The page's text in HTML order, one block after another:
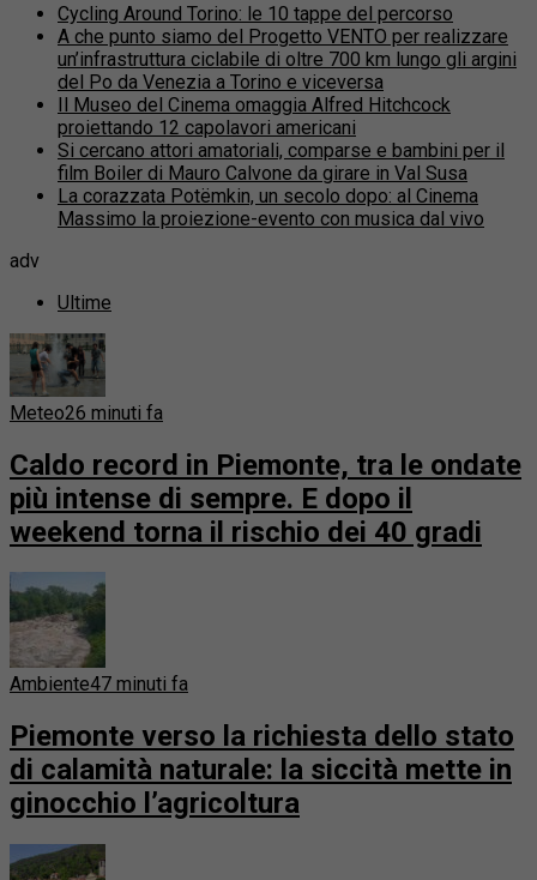
Cycling Around Torino: le 10 tappe del percorso
A che punto siamo del Progetto VENTO per realizzare
un’infrastruttura ciclabile di oltre 700 km lungo gli argini
del Po da Venezia a Torino e viceversa
Il Museo del Cinema omaggia Alfred Hitchcock
proiettando 12 capolavori americani
Si cercano attori amatoriali, comparse e bambini per il
film Boiler di Mauro Calvone da girare in Val Susa
La corazzata Potëmkin, un secolo dopo: al Cinema
Massimo la proiezione-evento con musica dal vivo
adv
Ultime
Meteo26 minuti fa
Caldo record in Piemonte, tra le ondate
più intense di sempre. E dopo il
weekend torna il rischio dei 40 gradi
Ambiente47 minuti fa
Piemonte verso la richiesta dello stato
di calamità naturale: la siccità mette in
ginocchio l’agricoltura